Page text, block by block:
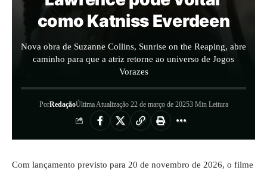
como Katniss Everdeen
Nova obra de Suzanne Collins, Sunrise on the Reaping, abre
caminho para que a atriz retorne ao universo de Jogos
Vorazes
PorRedaçãoÚltima Atualização 22 de março de 20253 Min Leitura
Com lançamento previsto para 20 de novembro de 2026, o filme